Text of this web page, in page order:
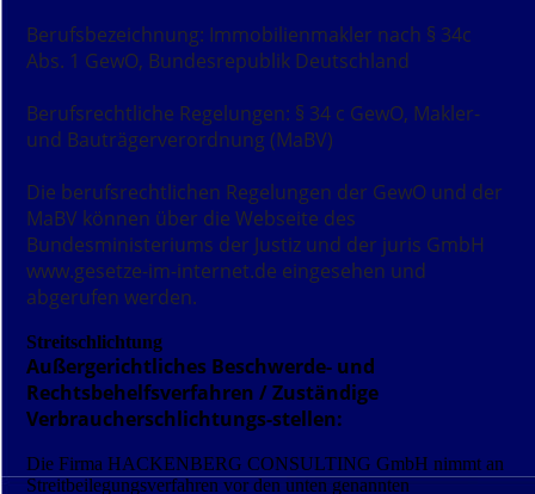
Berufsbezeichnung: Immobilienmakler nach § 34c
Abs. 1 GewO, Bundesrepublik Deutschland
Berufsrechtliche Regelungen: § 34 c GewO, Makler-
und Bauträgerverordnung (MaBV)
Die berufsrechtlichen Regelungen der GewO und der
MaBV können über die Webseite des
Bundesministeriums der Justiz und der juris GmbH
www.gesetze-im-internet.de eingesehen und
abgerufen werden.
Streitschlichtung
Außergerichtliches Beschwerde- und
Rechtsbehelfsverfahren / Zuständige
Verbraucherschlichtungs-stellen:
Die Firma HACKENBERG CONSULTING GmbH nimmt an
Streitbeilegungs­verfahren vor den unten genannten